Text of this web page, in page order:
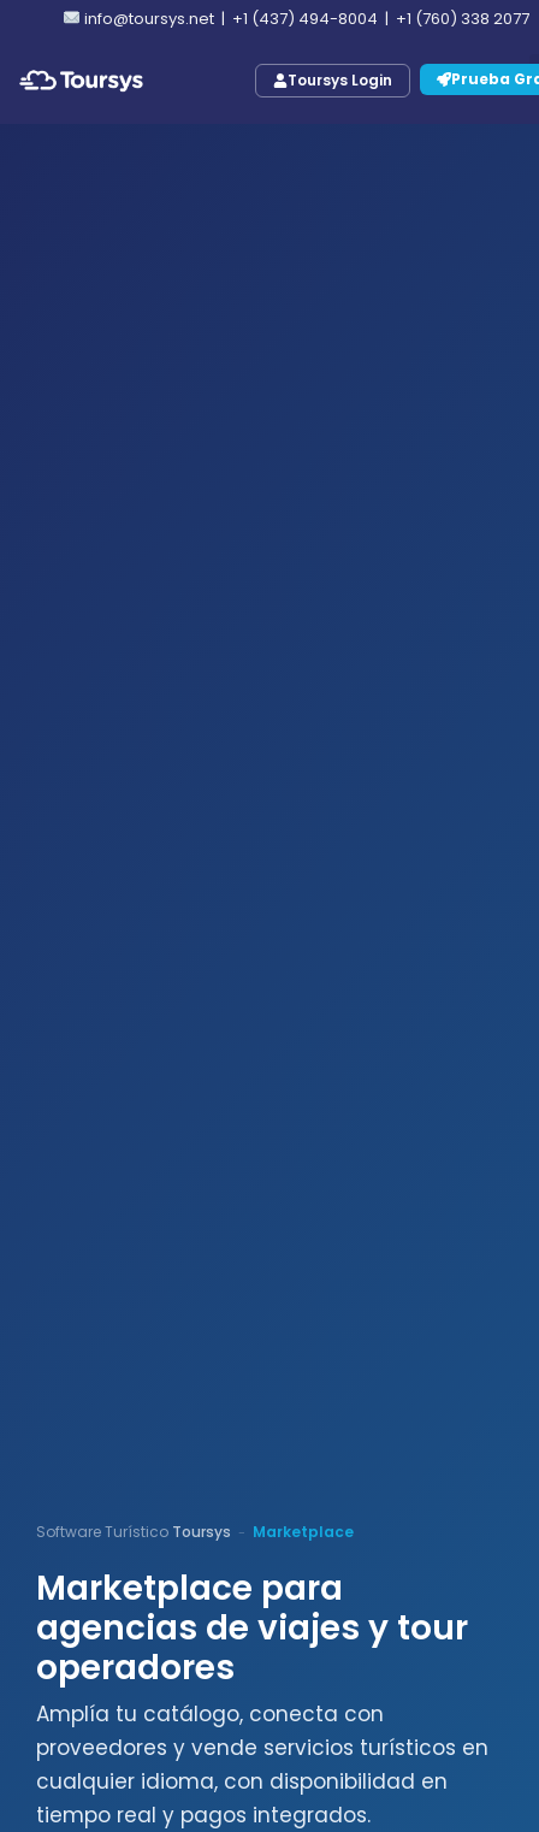
info@toursys.net | +1 (437) 494-8004 | +1 (760) 338 2077
Toursys Login Prueba
Software Turístico Toursys - Marketplace
Marketplace para
agencias de viajes y tour
operadores
Amplía tu catálogo, conecta con
proveedores y vende servicios turísticos en
cualquier idioma, con disponibilidad en
tiempo real y pagos integrados.